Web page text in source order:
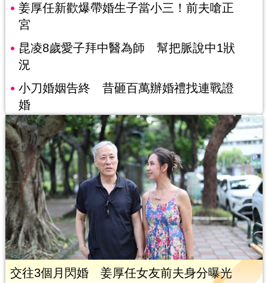
姜厚任新歡爆帶婚生子當小三！前夫嗆正
宮
昆凌8歲愛子拜中醫為師 幫把脈說中1狀
況
小刀婚姻告終 昔砸百萬辦婚禮找連戰證
婚
交往3個月閃婚 姜厚任女友前夫身分曝光